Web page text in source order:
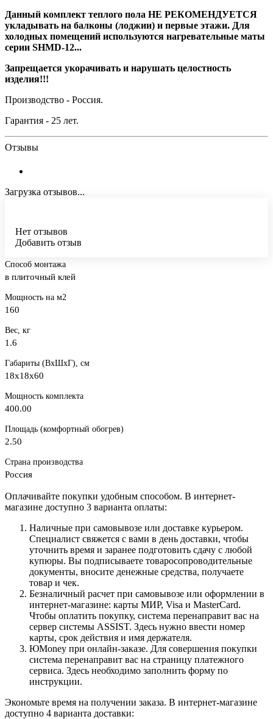
Данный комплект теплого пола НЕ РЕКОМЕНДУЕТСЯ
укладывать на балконы (лоджии) и первые этажи. Для
холодных помещений используются нагревательные маты
серии SHMD-12...
Запрещается укорачивать и нарушать целостность
изделия!!!
Производство - Россия.
Гарантия - 25 лет.
Отзывы
Загрузка отзывов...
Нет отзывов
Добавить отзыв
Способ монтажа
в плиточный клей
Мощность на м2
160
Вес, кг
1.6
Габариты (ВхШхГ), см
18x18x60
Мощность комплекта
400.00
Площадь (комфортный обогрев)
2.50
Страна производства
Россия
Оплачивайте покупки удобным способом. В интернет-
магазине доступно 3 варианта оплаты:
Наличные при самовывозе или доставке курьером.
Специалист свяжется с вами в день доставки, чтобы
уточнить время и заранее подготовить сдачу с любой
купюры. Вы подписываете товаросопроводительные
документы, вносите денежные средства, получаете
товар и чек.
Безналичный расчет при самовывозе или оформлении в
интернет-магазине: карты МИР, Visa и MasterCard.
Чтобы оплатить покупку, система перенаправит вас на
сервер системы ASSIST. Здесь нужно ввести номер
карты, срок действия и имя держателя.
ЮMoney при онлайн-заказе. Для совершения покупки
система перенаправит вас на страницу платежного
сервиса. Здесь необходимо заполнить форму по
инструкции.
Экономьте время на получении заказа. В интернет-магазине
доступно 4 варианта доставки: